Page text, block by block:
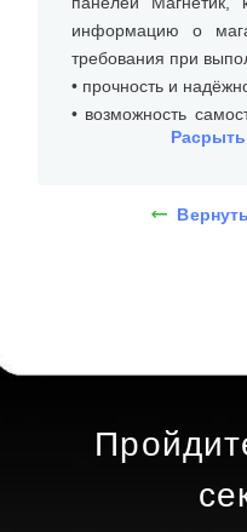
информацию о
требования при
• прочность и
• возможность
рекламный постер;
Световая панель
заключены в
рассеивание света.